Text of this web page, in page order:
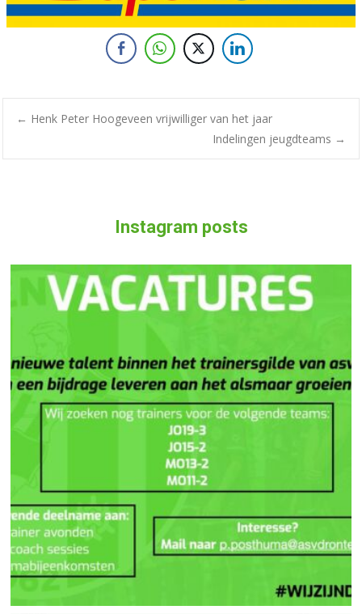
Bericht
← Henk Peter Hoogeveen vrijwilliger van het jaar
Indelingen jeugdteams →
Instagram posts